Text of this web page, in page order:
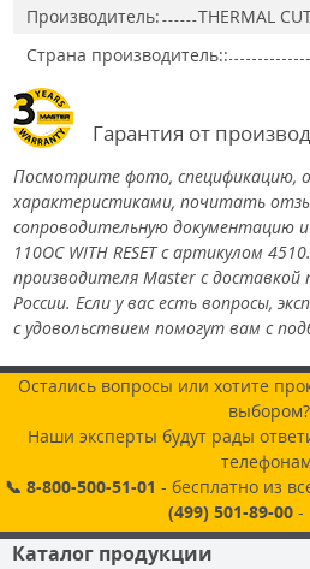
Производитель:
THERMAL
Страна производитель::
Гарантия от
Посмотрите фото, спецификацию,
характеристиками, почитать
сопроводительную документацию и
110OC WITH RESET с артикулом
производителя Master с доставкой
России. Если у вас есть вопросы,
с удовольствием помогут вам с
Остались вопросы или хотите
выбором?
Наши эксперты будут рады
📞 8-800-500-51-01 - бесплатно из
(499) 501-89-00 -
Каталог продукции